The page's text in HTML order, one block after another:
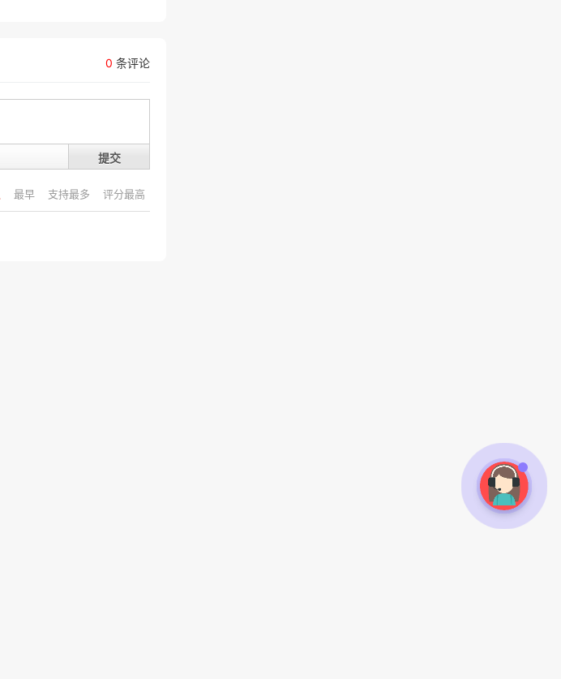
0 条评论
提交
最早 支持最多 评分最高